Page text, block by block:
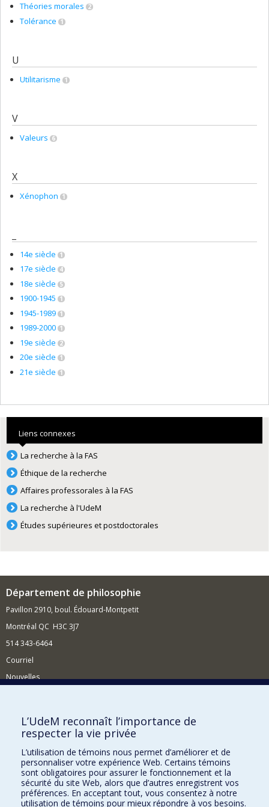
Théories morales 2
Tolérance 1
U
Utilitarisme 1
V
Valeurs 6
X
Xénophon 1
14e siècle 1
17e siècle 4
18e siècle 5
1900-1945 1
1945-1989 1
1989-2000 1
19e siècle 2
20e siècle 1
21e siècle 1
Liens connexes
La recherche à la FAS
Éthique de la recherche
Affaires professorales à la FAS
La recherche à l'UdeM
Études supérieures et postdoctorales
Département de philosophie
Pavillon 2910, boul. Édouard-Montpetit
Montréal QC H3C 3J7
514 343-6464
Courriel
Nouvelles
Comment soutenir le Département?
BESOIN D'AIDE?
Plan du site
Signaler une erreur
Accessibilité
L’UdeM reconnaît l’importance de
respecter la vie privée
L’utilisation de témoins nous permet d’améliorer et de
personnaliser votre expérience Web. Certains témoins
sont obligatoires pour assurer le fonctionnement et la
sécurité du site Web, alors que d’autres enregistrent vos
préférences. En acceptant tout, vous consentez à notre
utilisation de témoins pour mieux répondre à vos besoins.